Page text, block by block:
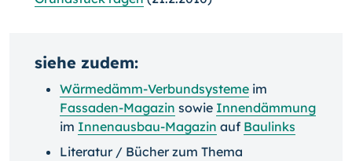
siehe zudem:
Wärmedämm-Verbundsysteme im
Fassaden-Magazin sowie Innendämmung
im Innenausbau-Magazin auf Baulinks
Literatur / Bücher zum Thema